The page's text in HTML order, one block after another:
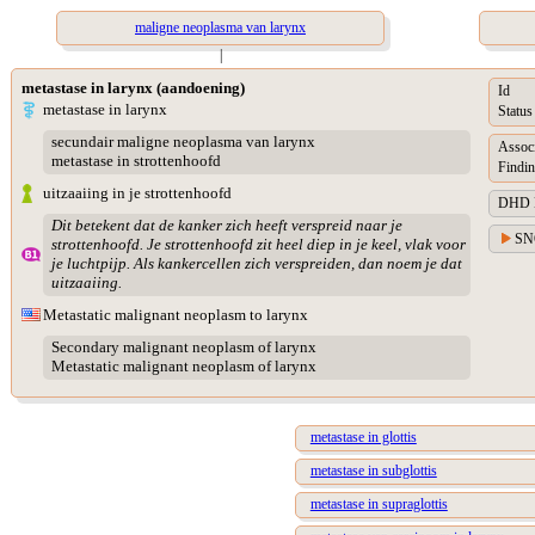
maligne neoplasma van larynx
|
metastase in larynx (aandoening)
metastase in larynx
secundair maligne neoplasma van larynx
metastase in strottenhoofd
uitzaaiing in je strottenhoofd
Dit betekent dat de kanker zich heeft verspreid naar je
strottenhoofd. Je strottenhoofd zit heel diep in je keel, vlak voor
je luchtpijp. Als kankercellen zich verspreiden, dan noem je dat
uitzaaiing.
Metastatic malignant neoplasm to larynx
Secondary malignant neoplasm of larynx
Metastatic malignant neoplasm of larynx
Id
Status
DHD
metastase in glottis
metastase in subglottis
metastase in supraglottis